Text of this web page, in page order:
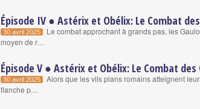
Épisode IV ● Astérix et Obélix: Le Combat
30 avril 2025
Le combat approchant à grands pas, les
moyen de r…
Épisode V ● Astérix et Obélix: Le Combat
30 avril 2025
Alors que les vils plans romains atteignent
flanche p…